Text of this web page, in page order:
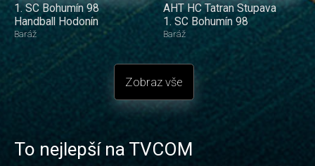
1. SC Bohumín 98
Handball Hodonín
Baráž
AHT HC Tatran Stupava
1. SC Bohumín 98
Baráž
Zobraz vše
To nejlepší na TVCOM